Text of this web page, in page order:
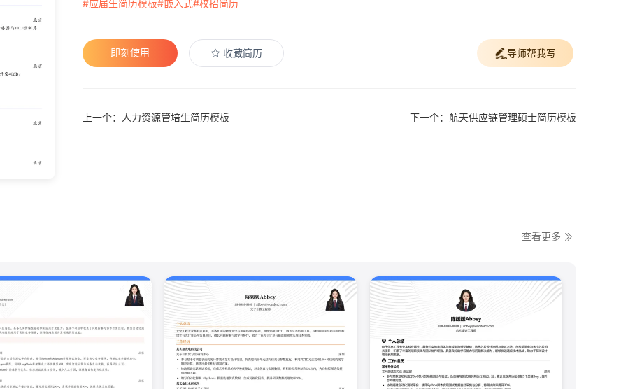
#应届生简历模板#嵌入式#校招简历
即刻使用 收藏简历 导师帮我写
上一个：人力资源管培生简历模板 下一个：航天供应链管理硕士简历模板
查看更多